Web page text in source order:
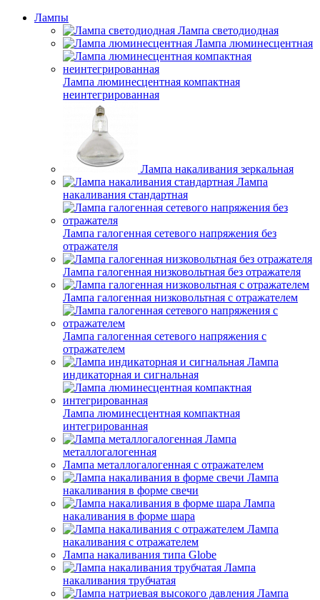
Лампы
Лампа светодиодная
Лампа люминесцентная
Лампа люминесцентная компактная
неинтегрированная
Лампа накаливания зеркальная
Лампа
накаливания стандартная
Лампа галогенная сетевого напряжения без
отражателя
Лампа галогенная низковольтная без отражателя
Лампа галогенная низковольтная с отражателем
Лампа галогенная сетевого напряжения с
отражателем
Лампа
индикаторная и сигнальная
Лампа люминесцентная компактная
интегрированная
Лампа
металлогалогенная
Лампа металлогалогенная с отражателем
Лампа
накаливания в форме свечи
Лампа
накаливания в форме шара
Лампа
накаливания с отражателем
Лампа накаливания типа Globe
Лампа
накаливания трубчатая
Лампа